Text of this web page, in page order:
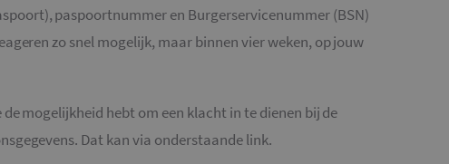
paspoortnummer en Burgerservicenummer (BSN)
zo snel mogelijk, maar binnen vier weken, op jouw
mogelijkheid hebt om een klacht in te dienen bij de
Dat kan via onderstaande link.
1 minuut
Dit is een patroontype-cookie ingesteld door Google Analytics,
waarbij het patroonelement in de naam het unieke
identiteitsnummer bevat van het account of de website waarop het
betrekking heeft. Het is een variatie op de _gat-cookie die wordt
waarbij het patroonelement in de naam het unieke
identiteitsnummer bevat van het account of de website waarop het
betrekking heeft. Het is een variatie op de _gat-cookie die wordt
gebruikt om de hoeveelheid gegevens die Google registreert op